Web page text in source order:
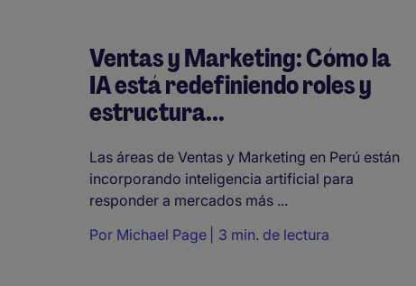
Ventas y Marketing: Cómo la
IA está redefiniendo roles y
estructura...
Las áreas de Ventas y Marketing en Perú están
incorporando inteligencia artificial para
responder a mercados más ...
Por Michael Page 3 min. de lectura